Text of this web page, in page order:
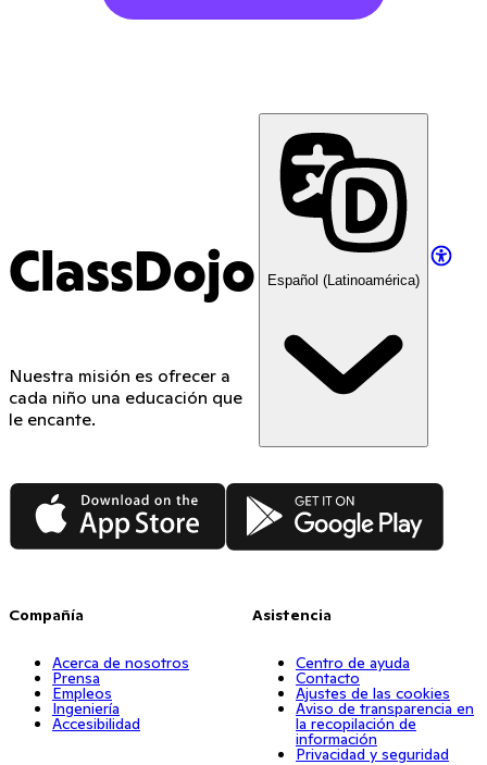
ClassDojo
Nuestra misión es ofrecer a
cada niño una educación que
le encante.
Español (Latinoamérica)
App Store Google Play
Compañía
Acerca de nosotros
Prensa
Empleos
Ingeniería
Accesibilidad
Asistencia
Centro de ayuda
Contacto
Ajustes de las cookies
Aviso de transparencia en
la recopilación de
información
Privacidad y seguridad